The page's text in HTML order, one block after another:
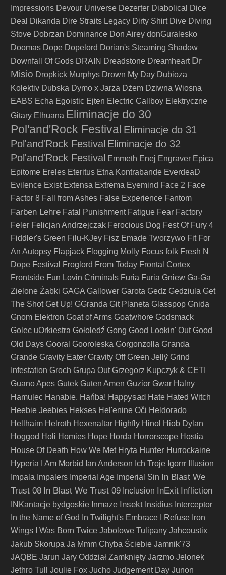
Impressions Devour Universe Dezerter Diabolical
Dice
Deal
Dikanda Dire Straits Legacy Dirty Shirt Dive Diving
Stove Dobrzan Dominance Don Airey donGuralesko
Doomas Dope Dopelord Dorian's Steaming Shadow
Downfall Of Gods DRAIN Dreadstone Dreamheart Dr
Misio Dropkick Murphys Drown My Day Dubioza
Kolektiv Dubska Dymo x Jarza Dżem Dziwna Wiosna
EABS Echa Egoistic Ejten Electric Callboy Elektryczne
Gitary Elhuana Eliminacje do 30
Pol'and'Rock Festival Eliminacje do 31
Pol'and'Rock Festival Eliminacje do 32
Pol'and'Rock Festival Emmeth Enej Engraver Epica
Epitome Ereles Eteritus Etna Kontrabande EverdeaD
Evilence Exist Extensa Extrema Eyemind Face 2 Face
Factor 8 Fall from Ashes False Experience Fantom
Farben Lehre Fatal Punishment Fatigue Fear Factory
Feler Felicjan Andrzejczak Ferocious Dog Fest Of Fury 4
Fiddler's Green Filu-KJey Fisz Emade Tworzywo Fit For
An Autopsy Flapjack Flogging Molly Focus folk Fresh N
Dope Festival
Froglord From Today Frontal Cortex
Frontside Fun Lovin Criminals Furia Furia Gniew Ga-Ga
Zielone Żabki GAGA Gallower Garota Gedz Gedziula Get
The Shot Get Up! GGranda Git Planeta Glasspop Gnida
Gnom Elektron Goat of Arms Goatwhore Godsmack
Golec uOrkiestra Gołoledź Gong Good Lookin' Out Good
Old Days Gooral Gooroleska Gorgonzolla Granda
Grande Gravity Eater Gravity Off Green Jellÿ Grind
Infestation Groch Grupa Out Grzegorz Kupczyk & CETI
Guano Apes Gutek Guten Amen Guzior Gwar Halny
Hamulec Hanabie. Hańba! Happysad Hate Hated Witch
Heebie Jeebies Hekses Hel'enine Oči Heldorado
Hellhaim Helroth Hexenaltar Highfly Hinol Hiob Dylan
Hoggod Holi Homies Hope Horda Horrorscope Hostia
House Of Death How We Met Hryta Hunter Hurrockaine
Hyperia
I Am Morbid Ian Anderson Ich Troje Igorrr
Illusion
Impala Impalers Imperial Age Imperial Sin In Blast We
Trust 08 In Blast We Trust 09 Inclusion InExit Infliction
INKantacje bydgoskie Inmaze Insekt Insidius Interceptor
In the Name of God
In Twilight's Embrace I Refuse Iron
Wings
I Was Born Twice Jabolowe Tulipany Jahcoustix
Jakub Skorupa Ja Mmm Chyba Ściebie Jamnik'73
JAQBE Jarun Jary Oddział Zamknięty Jarzmo Jelonek
Jethro Tull
Joulie Fox Jucho Judgement Day Junon